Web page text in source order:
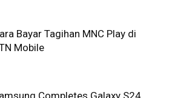
Bayar Tagihan MNC Play di
Mobile